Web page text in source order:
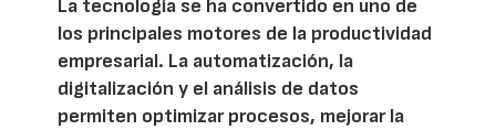
La tecnología se ha convertido en uno de
los principales motores de la productividad
empresarial. La automatización, la
digitalización y el análisis de datos
permiten optimizar procesos, mejorar la